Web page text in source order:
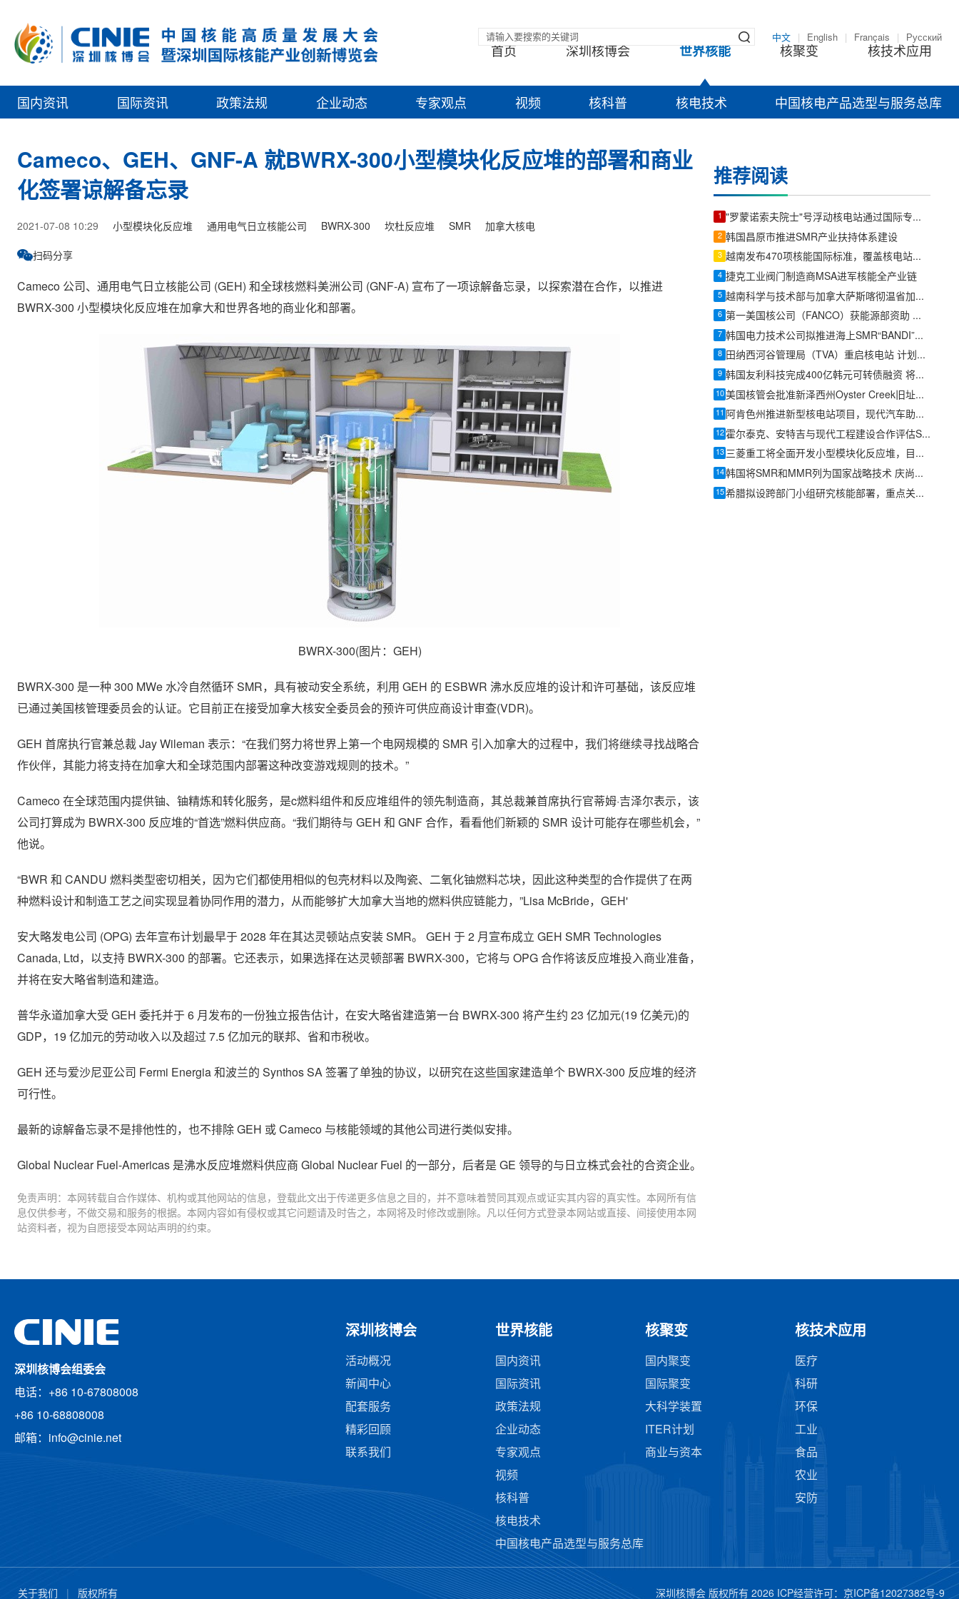
中文 English Français Русский
首页 深圳核博会 世界核能 核聚变 核技术应用
国内资讯 国际资讯 政策法规 企业动态 专家观点 视频 核科普 核电技术 中国核电产品选型与服务总库
Cameco、GEH、GNF-A 就BWRX-300小型模块化反应堆的部署和商业
化签署谅解备忘录
2021-07-08 10:29 小型模块化反应堆 通用电气日立核能公司 BWRX-300 坎杜反应堆 SMR 加拿大核电
扫码分享
Cameco 公司、通用电气日立核能公司 (GEH) 和全球核燃料美洲公司 (GNF-A) 宣布了一项谅解备忘录，以探索潜在合作，以推进
BWRX-300 小型模块化反应堆在加拿大和世界各地的商业化和部署。
BWRX-300(图片：GEH)
BWRX-300 是一种 300 MWe 水冷自然循环 SMR，具有被动安全系统，利用 GEH 的 ESBWR 沸水反应堆的设计和许可基础，该反应堆
已通过美国核管理委员会的认证。它目前正在接受加拿大核安全委员会的预许可供应商设计审查(VDR)。
GEH 首席执行官兼总裁 Jay Wileman 表示：“在我们努力将世界上第一个电网规模的 SMR 引入加拿大的过程中，我们将继续寻找战略合
作伙伴，其能力将支持在加拿大和全球范围内部署这种改变游戏规则的技术。”
Cameco 在全球范围内提供铀、铀精炼和转化服务，是c燃料组件和反应堆组件的领先制造商，其总裁兼首席执行官蒂姆·吉泽尔表示，该
公司打算成为 BWRX-300 反应堆的“首选”燃料供应商。“我们期待与 GEH 和 GNF 合作，看看他们新颖的 SMR 设计可能存在哪些机会，”
他说。
“BWR 和 CANDU 燃料类型密切相关，因为它们都使用相似的包壳材料以及陶瓷、二氧化铀燃料芯块，因此这种类型的合作提供了在两
种燃料设计和制造工艺之间实现显着协同作用的潜力，从而能够扩大加拿大当地的燃料供应链能力，”Lisa McBride，GEH'
安大略发电公司 (OPG) 去年宣布计划最早于 2028 年在其达灵顿站点安装 SMR。 GEH 于 2 月宣布成立 GEH SMR Technologies
Canada, Ltd，以支持 BWRX-300 的部署。它还表示，如果选择在达灵顿部署 BWRX-300，它将与 OPG 合作将该反应堆投入商业准备，
并将在安大略省制造和建造。
普华永道加拿大受 GEH 委托并于 6 月发布的一份独立报告估计，在安大略省建造第一台 BWRX-300 将产生约 23 亿加元(19 亿美元)的
GDP，19 亿加元的劳动收入以及超过 7.5 亿加元的联邦、省和市税收。
GEH 还与爱沙尼亚公司 Fermi Energia 和波兰的 Synthos SA 签署了单独的协议，以研究在这些国家建造单个 BWRX-300 反应堆的经济
可行性。
最新的谅解备忘录不是排他性的，也不排除 GEH 或 Cameco 与核能领域的其他公司进行类似安排。
Global Nuclear Fuel-Americas 是沸水反应堆燃料供应商 Global Nuclear Fuel 的一部分，后者是 GE 领导的与日立株式会社的合资企业。
免责声明：本网转载自合作媒体、机构或其他网站的信息，登载此文出于传递更多信息之目的，并不意味着赞同其观点或证实其内容的真实性。本网所有信
息仅供参考，不做交易和服务的根据。本网内容如有侵权或其它问题请及时告之，本网将及时修改或删除。凡以任何方式登录本网站或直接、间接使用本网
站资料者，视为自愿接受本网站声明的约束。
推荐阅读
1 "罗蒙诺索夫院士"号浮动核电站通过国际专家双周审计，整改项较2022年显著减少
2 韩国昌原市推进SMR产业扶持体系建设
3 越南发布470项核能国际标准，覆盖核电站、研究堆、SMR及辐射防护全链条
4 捷克工业阀门制造商MSA进军核能全产业链
5 越南科学与技术部与加拿大萨斯喀彻温省加强和平利用核技术合作
6 第一美国核公司（FANCO）获能源部资助 加速新型核反应堆研发
7 韩国电力技术公司拟推进海上SMR“BANDI”政府研发项目
8 田纳西河谷管理局（TVA）重启核电站 计划建设新型小型模块化反应堆
9 韩国友利科技完成400亿韩元可转债融资 将加码核电与SMR业务
10 美国核管会批准新泽西州Oyster Creek旧址建设四台SMR-300反应堆
11 阿肯色州推进新型核电站项目，现代汽车助力SMR建设
12 霍尔泰克、安特吉与现代工程建设合作评估SMR-300在美国南部部署机会
13 三菱重工将全面开发小型模块化反应堆，目标在日本实现商业化
14 韩国将SMR和MMR列为国家战略技术 庆尚南道称将推动核电企业转型
15 希腊拟设跨部门小组研究核能部署，重点关注小型模块化反应堆
深圳核博会组委会
电话：+86 10-67808008
+86 10-68808008
邮箱：info@cinie.net
深圳核博会
活动概况
新闻中心
配套服务
精彩回顾
联系我们
世界核能
国内资讯
国际资讯
政策法规
企业动态
专家观点
视频
核科普
核电技术
中国核电产品选型与服务总库
核聚变
国内聚变
国际聚变
大科学装置
ITER计划
商业与资本
核技术应用
医疗
科研
环保
工业
食品
农业
安防
关于我们 版权所有 深圳核博会 版权所有 2026 ICP经营许可： 京ICP备12027382号-9